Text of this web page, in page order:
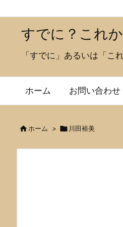
すでに？これ
「すでに」あるいは「こ
ホーム お問い合わせ
 ホーム >  川田裕美